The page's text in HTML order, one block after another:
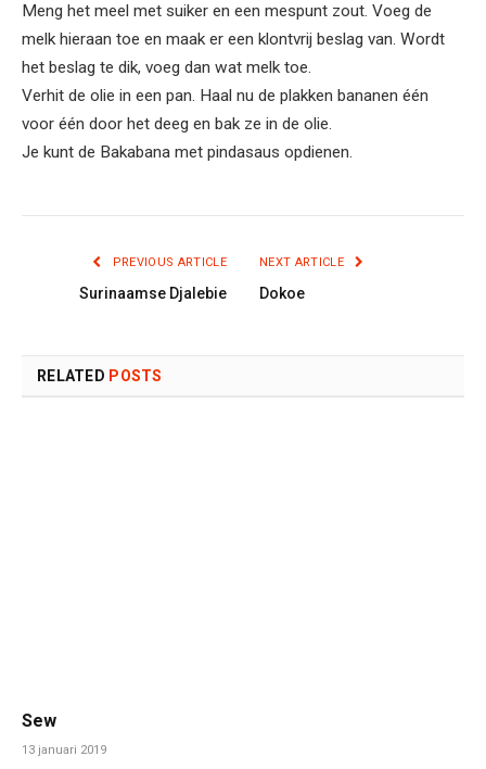
Meng het meel met suiker en een mespunt zout. Voeg de
melk hieraan toe en maak er een klontvrij beslag van. Wordt
het beslag te dik, voeg dan wat melk toe.
Verhit de olie in een pan. Haal nu de plakken bananen één
voor één door het deeg en bak ze in de olie.
Je kunt de Bakabana met pindasaus opdienen.
PREVIOUS ARTICLE
Surinaamse Djalebie
NEXT ARTICLE
Dokoe
RELATED POSTS
Sew
13 januari 2019